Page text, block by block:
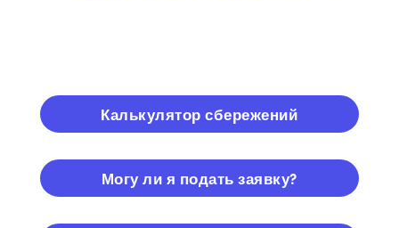
Калькулятор сбережений
Могу ли я подать заявку?